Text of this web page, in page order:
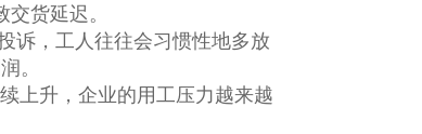
货延迟。
诉，工人往往会习惯性地多放
。
上升，企业的用工压力越来越